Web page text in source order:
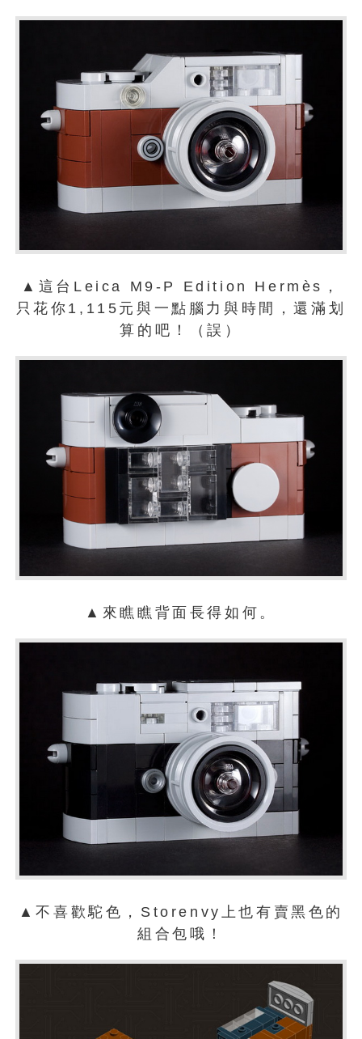
▲這台Leica M9-P Edition Hermès，
只花你1,115元與一點腦力與時間，還滿划
算的吧！（誤）
▲來瞧瞧背面長得如何。
▲不喜歡駝色，Storenvy上也有賣黑色的
組合包哦！